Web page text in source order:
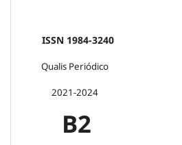
ISSN 1984-3240
Qualis Periódico
2021-2024
B2